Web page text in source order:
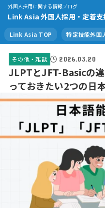
外国人採用に関する情報ブログ
Link Asia 外国人採用・定着支
Link Asia TOP 特定技能外国
その他・雑談 2026.03.20
JLPTとJFT-Basicの
っておきたい2つの日